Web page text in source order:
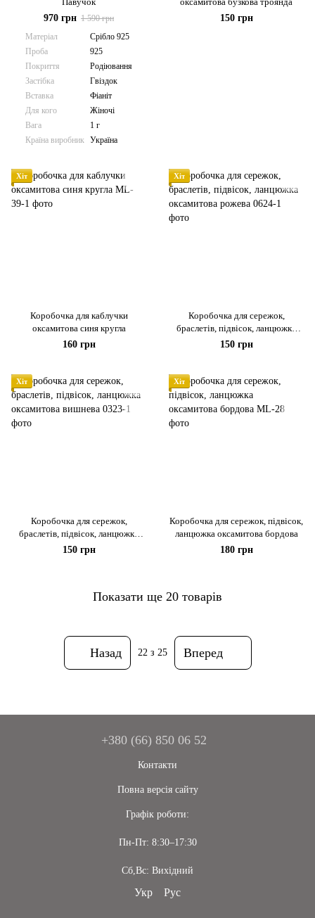
970 грн 1 590 грн
Матеріал
Срібло 925
Проба
925
Покриття
Родіювання
Застібка
Гвіздок
Вставка
Фіаніт
Для кого
Жіночі
Вага
1 г
Країна виробник Україна
150 грн
Хіт
Коробочка для каблучки
оксамитова синя кругла
160 грн
Хіт
Коробочка для сережок,
браслетів, підвісок, ланцюжка
оксамитова рожева
150 грн
Хіт
Коробочка для сережок,
браслетів, підвісок, ланцюжка
оксамитова вишнева
150 грн
Хіт
Коробочка для сережок, підвісок,
ланцюжка оксамитова бордова
180 грн
Показати ще 20 товарів
Назад 22з 25 Вперед
+380 (66) 850 06 52
Контакти
Повна версія сайту
Графік роботи:
Пн-Пт: 8:30–17:30
Сб,Вс: Вихідний
Укр Рус